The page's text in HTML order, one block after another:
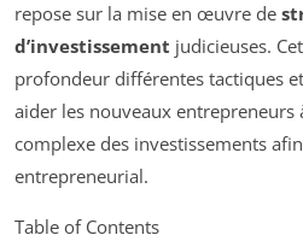
repose sur la mise en œuvre de
d’investissement judicieuses.
profondeur différentes tactiques
aider les nouveaux entrepreneurs
complexe des investissements
entrepreneurial.
Table of Contents